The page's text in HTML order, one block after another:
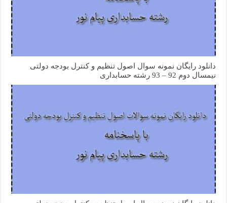
دانلود رایگان نمونه سوال اصول تنظیم و کنترل بودجه دولتی
نیمسال دوم 92 – 93 رشته حسابداری